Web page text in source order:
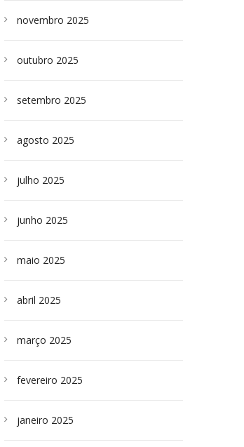
novembro 2025
outubro 2025
setembro 2025
agosto 2025
julho 2025
junho 2025
maio 2025
abril 2025
março 2025
fevereiro 2025
janeiro 2025